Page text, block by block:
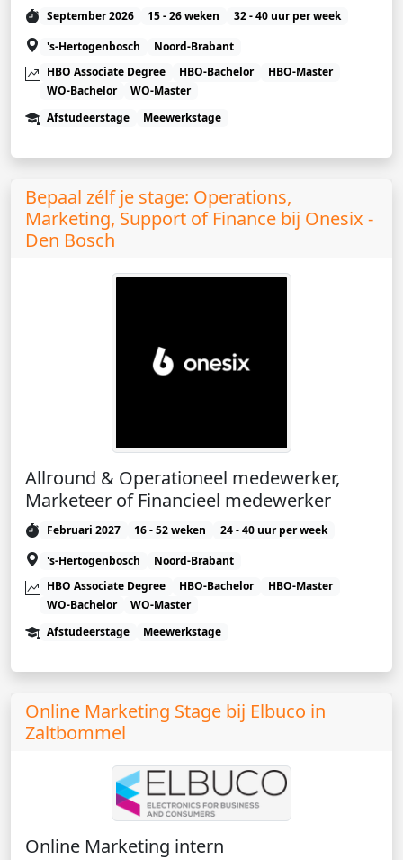
September 2026 15 - 26 weken
32 - 40 uur per week
's-Hertogenbosch
Noord-Brabant
HBO Associate Degree
HBO-Bachelor
HBO-Master
WO-Bachelor
WO-Master
Afstudeerstage
Meewerkstage
Bepaal zélf je stage: Operations,
Marketing, Support of Finance bij Onesix -
Den Bosch
Allround & Operationeel medewerker,
Marketeer of Financieel medewerker
Februari 2027 16 - 52 weken
24 - 40 uur per week
's-Hertogenbosch
Noord-Brabant
HBO Associate Degree
HBO-Bachelor
HBO-Master
WO-Bachelor
WO-Master
Afstudeerstage
Meewerkstage
Online Marketing Stage bij Elbuco in
Zaltbommel
Online Marketing intern